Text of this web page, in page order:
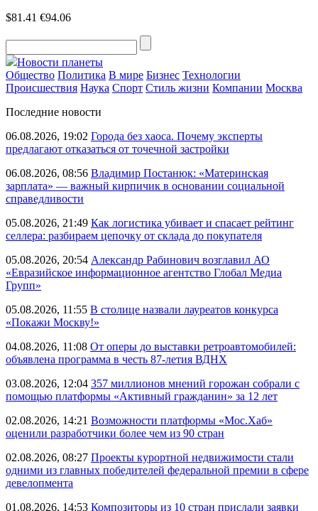
$81.41 €94.06
Новости планеты
Общество Политика В мире Бизнес Технологии
Происшествия Наука Спорт Стиль жизни Компании Москва
Последние новости
06.08.2026, 19:02 Города без хаоса. Почему эксперты
предлагают отказаться от точечной застройки
06.08.2026, 08:56 Владимир Постанюк: «Материнская
зарплата» — важный кирпичик в основании социальной
справедливости
05.08.2026, 21:49 Как логистика убивает и спасает рейтинг
селлера: разбираем цепочку от склада до покупателя
05.08.2026, 20:54 Александр Рабинович возглавил АО
«Евразийское информационное агентство Глобал Медиа
Групп»
05.08.2026, 11:55 В столице назвали лауреатов конкурса
«Покажи Москву!»
04.08.2026, 11:08 От оперы до выставки ретроавтомобилей:
объявлена программа в честь 87-летия ВДНХ
03.08.2026, 12:04 357 миллионов мнений горожан собрали с
помощью платформы «Активный гражданин» за 12 лет
02.08.2026, 14:21 Возможности платформы «Мос.Хаб»
оценили разработчики более чем из 90 стран
02.08.2026, 08:27 Проекты курортной недвижимости стали
одними из главных победителей федеральной премии в сфере
девелопмента
01.08.2026, 14:53 Композиторы из 10 стран прислали заявки